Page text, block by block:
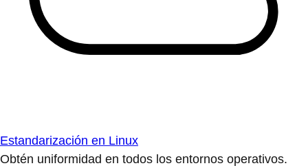
Estandarización en Linux
Obtén uniformidad en todos los entornos operativos.